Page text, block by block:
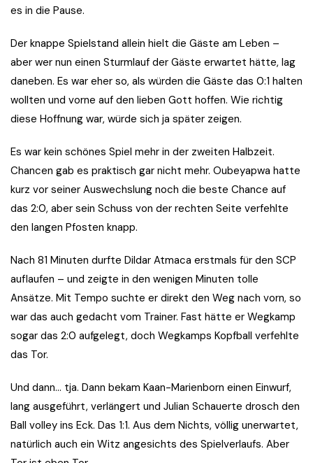
es in die Pause.
Der knappe Spielstand allein hielt die Gäste am Leben –
aber wer nun einen Sturmlauf der Gäste erwartet hätte, lag
daneben. Es war eher so, als würden die Gäste das 0:1 halten
wollten und vorne auf den lieben Gott hoffen. Wie richtig
diese Hoffnung war, würde sich ja später zeigen.
Es war kein schönes Spiel mehr in der zweiten Halbzeit.
Chancen gab es praktisch gar nicht mehr. Oubeyapwa hatte
kurz vor seiner Auswechslung noch die beste Chance auf
das 2:0, aber sein Schuss von der rechten Seite verfehlte
den langen Pfosten knapp.
Nach 81 Minuten durfte Dildar Atmaca erstmals für den SCP
auflaufen – und zeigte in den wenigen Minuten tolle
Ansätze. Mit Tempo suchte er direkt den Weg nach vorn, so
war das auch gedacht vom Trainer. Fast hätte er Wegkamp
sogar das 2:0 aufgelegt, doch Wegkamps Kopfball verfehlte
das Tor.
Und dann… tja. Dann bekam Kaan-Marienborn einen Einwurf,
lang ausgeführt, verlängert und Julian Schauerte drosch den
Ball volley ins Eck. Das 1:1. Aus dem Nichts, völlig unerwartet,
natürlich auch ein Witz angesichts des Spielverlaufs. Aber